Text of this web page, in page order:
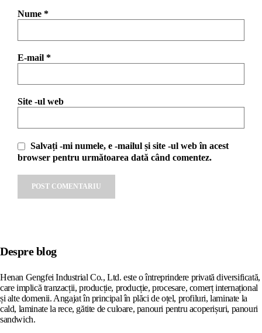
Nume *
E-mail *
Site -ul web
Salvați -mi numele, e -mailul și site -ul web în acest
browser pentru următoarea dată când comentez.
Despre blog
Henan Gengfei Industrial Co., Ltd. este o întreprindere privată diversificată,
care implică tranzacții, producție, producție, procesare, comerț internațional
și alte domenii. Angajat în principal în plăci de oțel, profiluri, laminate la
cald, laminate la rece, gătite de culoare, panouri pentru acoperișuri, panouri
sandwich.